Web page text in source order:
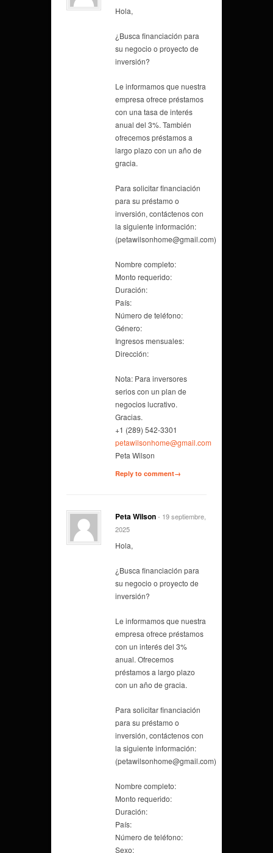
Hola,
¿Busca financiación para
su negocio o proyecto de
inversión?
Le informamos que nuestra
empresa ofrece préstamos
con una tasa de interés
anual del 3%. También
ofrecemos préstamos a
largo plazo con un año de
gracia.
Para solicitar financiación
para su préstamo o
inversión, contáctenos con
la siguiente información:
(petawilsonhome@gmail.com)
Nombre completo:
Monto requerido:
Duración:
País:
Número de teléfono:
Género:
Ingresos mensuales:
Dirección:
Nota: Para inversores
serios con un plan de
negocios lucrativo.
Gracias.
+1 (289) 542-3301
petawilsonhome@gmail.com
Peta Wilson
Reply to comment→
Peta Wilson- 19 septiembre,
2025
Hola,
¿Busca financiación para
su negocio o proyecto de
inversión?
Le informamos que nuestra
empresa ofrece préstamos
con un interés del 3%
anual. Ofrecemos
préstamos a largo plazo
con un año de gracia.
Para solicitar financiación
para su préstamo o
inversión, contáctenos con
la siguiente información:
(petawilsonhome@gmail.com)
Nombre completo:
Monto requerido:
Duración:
País:
Número de teléfono:
Sexo: